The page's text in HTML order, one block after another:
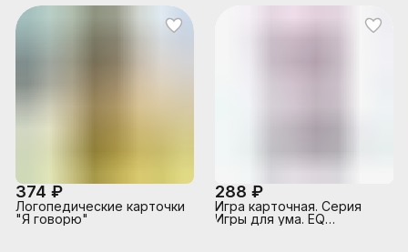
Фролова Т.Ю.
374 ₽
Логопедические карточки
"Я говорю"
288 ₽
Игра карточная. Серия
Игры для ума. ЕQ